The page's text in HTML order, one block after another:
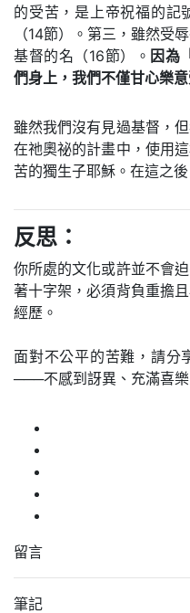
的受苦，是上帝祝福的記
（14節）。第三，雖然受
基督的名（16節）。 因為
們身上，我們不僅甘心樂
雖然我們沒有見過基督，
在祂奧祕的計畫中，使用
苦的獨生子耶穌。在這之
反思：
你所處的文化或許並不會
著十字架，必須背負重擔
經歷。
面對不公平的苦難，請分
───不感到訝異、充滿喜
留言
筆記